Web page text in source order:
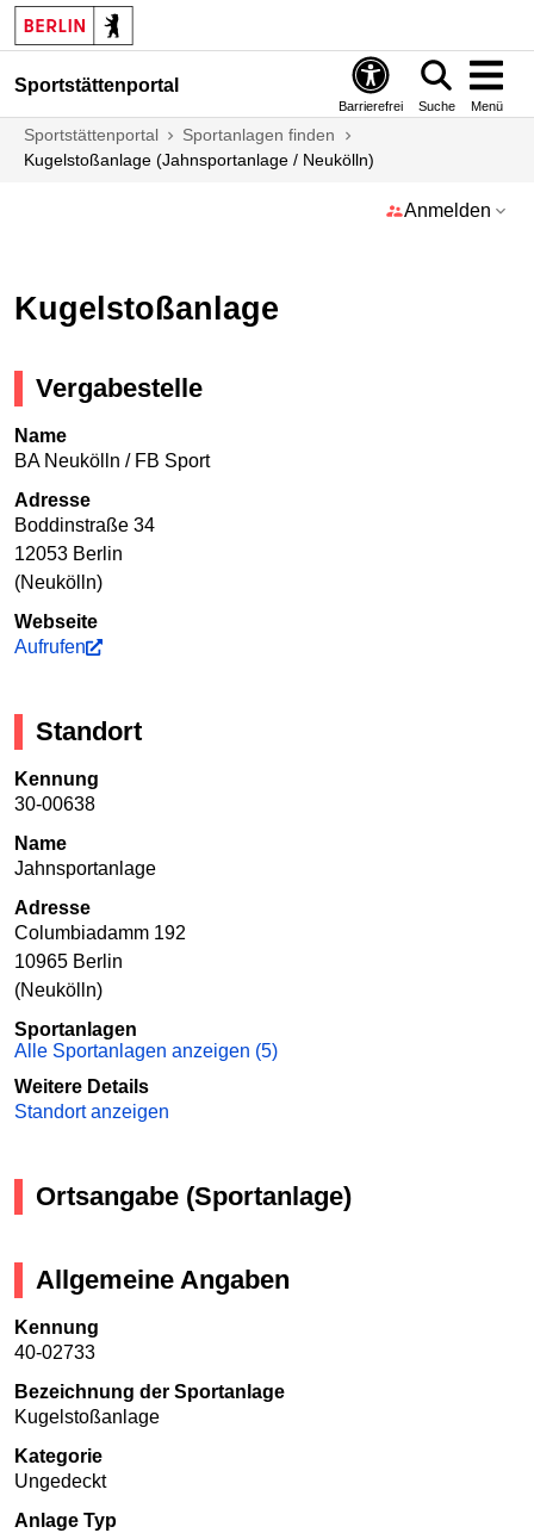
Sportstättenportal
Barrierefrei Suche Menü
Sportstättenportal
Sportanlagen finden
Kugelstoßanlage (Jahnsportanlage / Neukölln)
Anmelden
Kugelstoßanlage
Vergabestelle
Name
BA Neukölln / FB Sport
Adresse
Boddinstraße 34
12053 Berlin
(Neukölln)
Webseite
Aufrufen
Standort
Kennung
30-00638
Name
Jahnsportanlage
Adresse
Columbiadamm 192
10965 Berlin
(Neukölln)
Sportanlagen
Alle Sportanlagen anzeigen (5)
Weitere Details
Standort anzeigen
Ortsangabe (Sportanlage)
Allgemeine Angaben
Kennung
40-02733
Bezeichnung der Sportanlage
Kugelstoßanlage
Kategorie
Ungedeckt
Anlage Typ